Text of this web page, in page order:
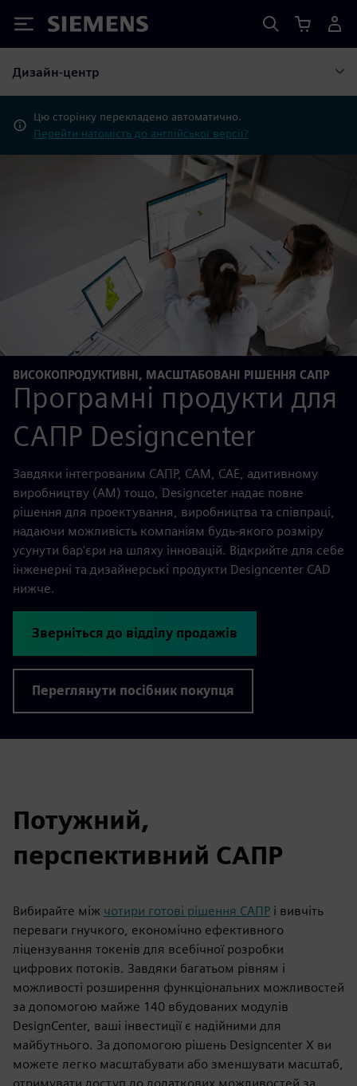
Siemens
Дизайн-центр
Цю сторінку перекладено автоматично.
Перейти натомість до англійської версії?
ВИСОКОПРОДУКТИВНІ, МАСШТАБОВАНІ РІШЕННЯ САПР
Програмні продукти для
САПР Designcenter
Завдяки інтегрованим САПР, CAM, CAE, адитивному
виробництву (AM) тощо, Designceter надає повне
рішення для проектування, виробництва та співпраці,
надаючи можливість компаніям будь-якого розміру
усунути бар'єри на шляху інновацій. Відкрийте для себе
інженерні та дизайнерські продукти Designcenter CAD
нижче.
Зверніться до відділу продажів
Переглянути посібник покупця
Потужний,
перспективний САПР
Вибирайте між чотири готові рішення САПР і вивчіть
переваги гнучкого, економічно ефективного
ліцензування токенів для всебічної розробки
цифрових потоків. Завдяки багатьом рівням і
можливості розширення функціональних можливостей
за допомогою майже 140 вбудованих модулів
DesignCenter, ваші інвестиції є надійними для
майбутнього. За допомогою рішень Designcenter X ви
можете легко масштабувати або зменшувати масштаб,
отримувати доступ до додаткових можливостей за